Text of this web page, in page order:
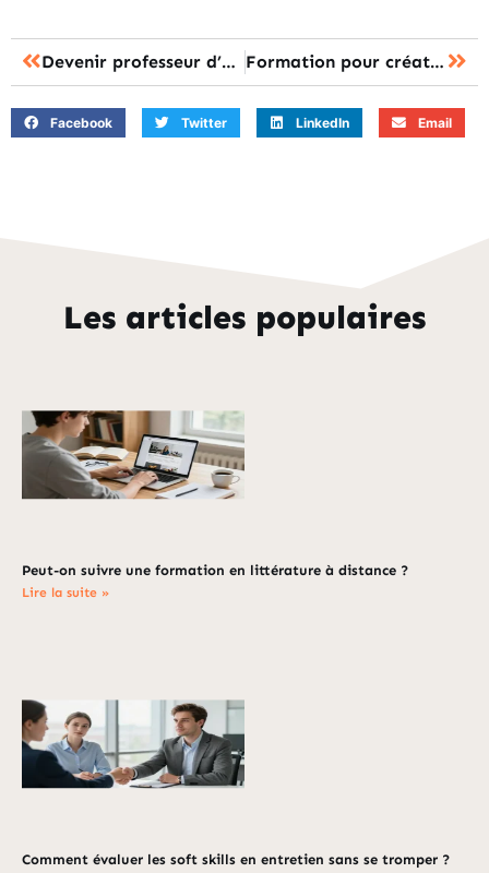
Devenir professeur d’anglais certifié : métier, CAPES anglais, diplômes et étapes à connaître Formation pour création de site internet : la présentielle ou distancielle, que choisir ?
Facebook Twitter LinkedIn Email
Les articles populaires
Peut-on suivre une formation en littérature à distance ?
Lire la suite »
Comment évaluer les soft skills en entretien sans se tromper ?